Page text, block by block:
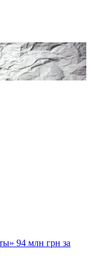
94 млн грн за